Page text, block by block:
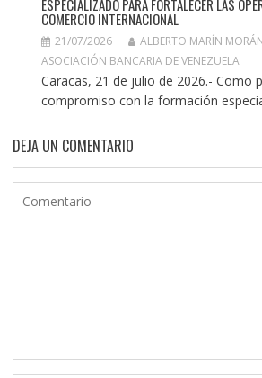
ESPECIALIZADO PARA FORTALECER LAS
COMERCIO INTERNACIONAL
21/07/2026
ALBERTO MARÍN
ASOCIACIÓN BANCARIA DE VENEZUELA
Caracas, 21 de julio de 2026.- Como
compromiso con la formación
DEJA UN COMENTARIO